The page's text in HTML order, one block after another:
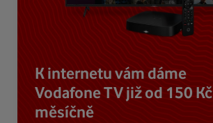
K internetu vám dáme
Vodafone TV již od 150 Kč
měsíčně